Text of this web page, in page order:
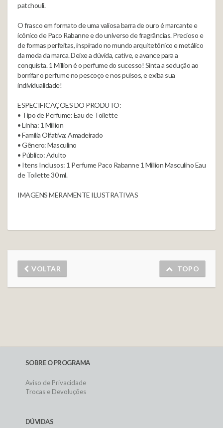
patchouli.
O frasco em formato de uma valiosa barra de ouro é marcante e
icônico de Paco Rabanne e do universo de fragrâncias. Precioso e
de formas perfeitas, inspirado no mundo arquitetônico e metálico
da moda da marca. Deixe a dúvida, cative, e avance para a
conquista. 1 Million é o perfume do sucesso! Sinta a sedução ao
borrifar o perfume no pescoço e nos pulsos, e exiba sua
individualidade!
ESPECIFICAÇÕES DO PRODUTO:
• Tipo de Perfume: Eau de Toilette
• Linha: 1 Million
• Família Olfativa: Amadeirado
• Gênero: Masculino
• Público: Adulto
• Itens Inclusos: 1 Perfume Paco Rabanne 1 Million Masculino Eau
de Toilette 30 ml.
IMAGENS MERAMENTE ILUSTRATIVAS
VOLTAR TOPO
SOBRE O PROGRAMA
Aviso de Privacidade
Trocas e Devoluções
DÚVIDAS